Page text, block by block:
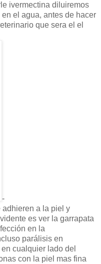
ivermectina diluiremos
el agua, antes de hacer
que sera el el
-
adhieren a la piel y
es ver la garrapata
en la
parálisis en
cualquier lado del
con la piel mas fina